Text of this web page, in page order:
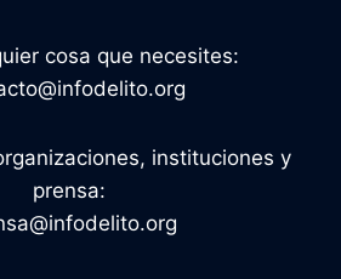
cosa que necesites:
instituciones y
prensa: